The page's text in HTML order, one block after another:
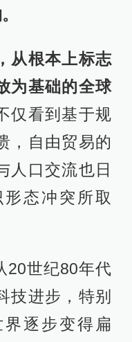
从根本上标志
为基础的全球
仅看到基于规
，自由贸易的
人口交流也日
态冲突所取
20世纪80年代
技进步，特别
逐步变得扁